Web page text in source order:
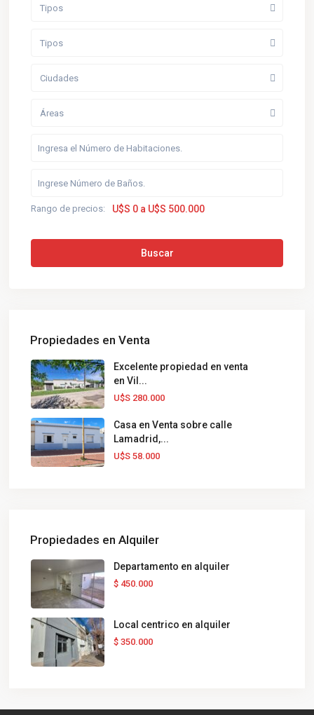
Tipos
Tipos
Ciudades
Áreas
Rango de precios: U$S 0 a U$S 500.000
Buscar
Propiedades en Venta
Excelente propiedad en venta
en Vil...
U$S 280.000
Casa en Venta sobre calle
Lamadrid,...
U$S 58.000
Propiedades en Alquiler
Departamento en alquiler
$ 450.000
Local centrico en alquiler
$ 350.000